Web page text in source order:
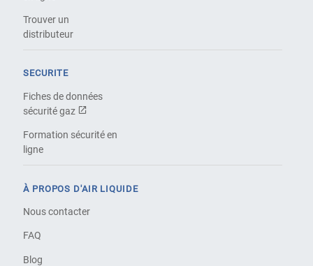
Trouver un
distributeur
SECURITE
Fiches de données
sécurité gaz
Formation sécurité en
ligne
À PROPOS D'AIR LIQUIDE
Nous contacter
FAQ
Blog